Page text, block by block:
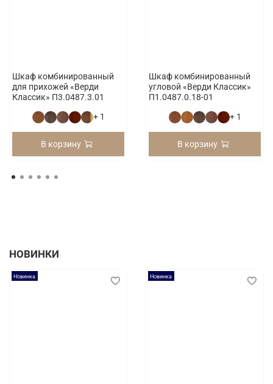
Шкаф комбинированный
для прихожей «Верди
Классик» П3.0487.3.01
+ 1
В корзину
Шкаф комбинированный
угловой «Верди Классик»
П1.0487.0.18-01
+ 1
В корзину
НОВИНКИ
Новинка Новинка